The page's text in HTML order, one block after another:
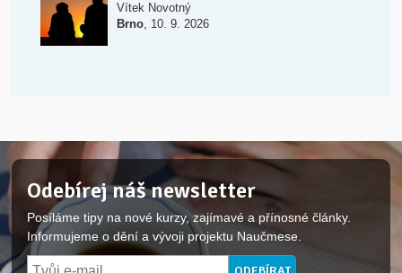
Vítek Novotný
Brno, 10. 9. 2026
Odebírej náš newsletter
Posíláme tipy na nové kurzy, zajímavé a přínosné články.
Informujeme o dění a vývoji projektu Naučmese.